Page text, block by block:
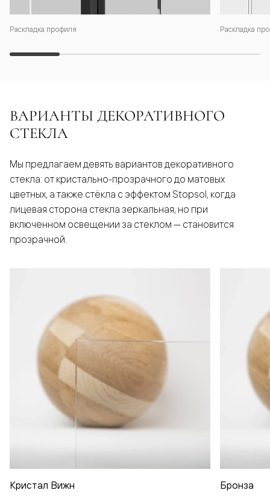
Раскладка профиля Раскладка
ВАРИАНТЫ ДЕКОРАТИВНОГО
СТЕКЛА
Мы предлагаем девять вариантов декоративного
стекла: от кристально-прозрачного до матовых
цветных, а также стёкла с эффектом Stopsol, когда
лицевая сторона стекла зеркальная, но при
включенном освещении за стеклом — становится
прозрачной.
Кристал Вижн Бронза